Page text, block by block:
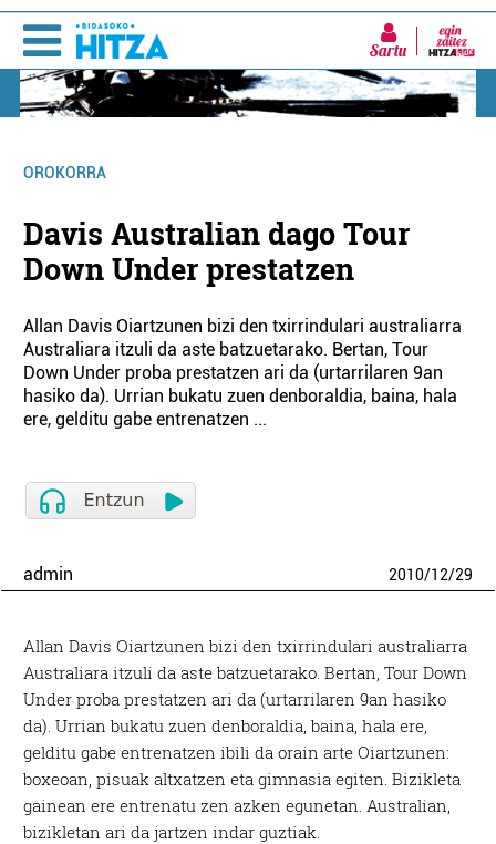
Sartu
OROKORRA
Davis Australian dago Tour
Down Under prestatzen
Allan Davis Oiartzunen bizi den txirrindulari australiarra
Australiara itzuli da aste batzuetarako. Bertan, Tour
Down Under proba prestatzen ari da (urtarrilaren 9an
hasiko da). Urrian bukatu zuen denboraldia, baina, hala
ere, gelditu gabe entrenatzen ...
admin 2010/12/29
Allan Davis Oiartzunen bizi den txirrindulari australiarra
Australiara itzuli da aste batzuetarako. Bertan, Tour Down
Under proba prestatzen ari da (urtarrilaren 9an hasiko
da). Urrian bukatu zuen denboraldia, baina, hala ere,
gelditu gabe entrenatzen ibili da orain arte Oiartzunen:
boxeoan, pisuak altxatzen eta gimnasia egiten. Bizikleta
gainean ere entrenatu zen azken egunetan. Australian,
bizikletan ari da jartzen indar guztiak.